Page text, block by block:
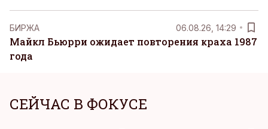
БИРЖА 06.08.26, 14:29
Майкл Бьюрри ожидает повторения краха 1987
года
СЕЙЧАС В ФОКУСЕ